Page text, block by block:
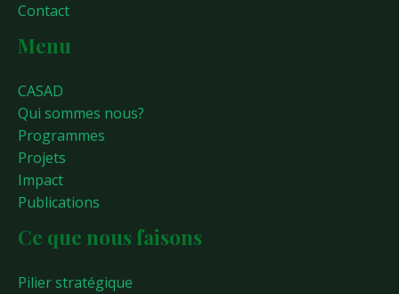
Contact
Menu
CASAD
Qui sommes nous?
Programmes
Projets
Impact
Publications
Ce que nous faisons
Pilier stratégique